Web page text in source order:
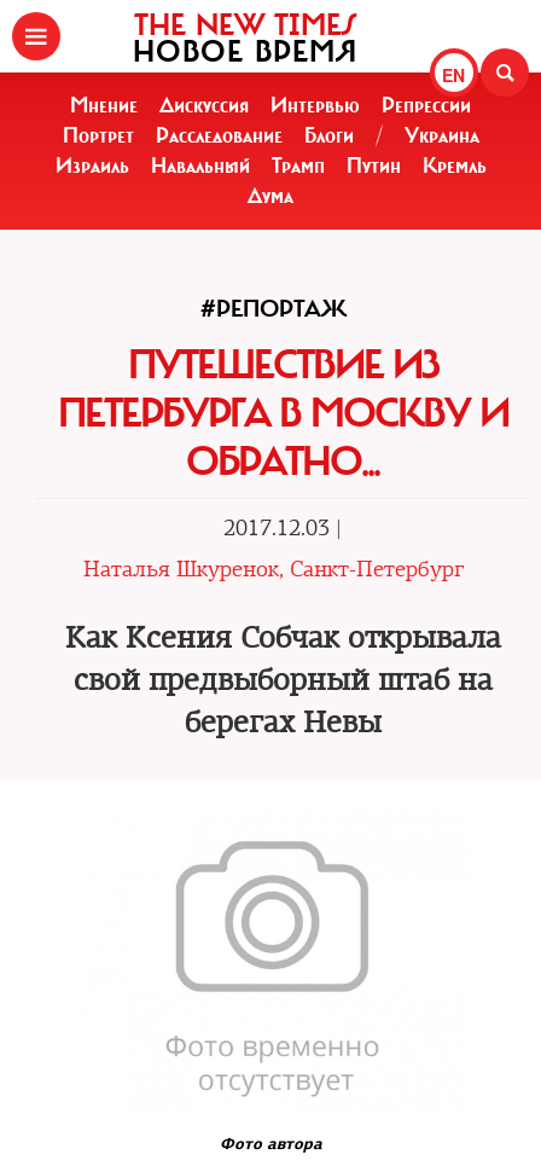
EN
THE NEW TIMES
НОВОЕ ВРЕМЯ
Мнение Дискуссия Интервью
Репрессии
Портрет
Расследование Блоги /
Украина
Израиль
Навальный Трамп Путин
Кремль
Дума
#РЕПОРТАЖ
ПУТЕШЕСТВИЕ ИЗ
ПЕТЕРБУРГА В МОСКВУ И
ОБРАТНО...
2017.12.03 |
Наталья Шкуренок, Санкт-Петербург
Как Ксения Собчак открывала
свой предвыборный штаб на
берегах Невы
Фото автора